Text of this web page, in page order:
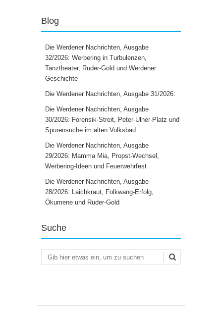
Blog
Die Werdener Nachrichten, Ausgabe
32/2026: Werbering in Turbulenzen,
Tanztheater, Ruder-Gold und Werdener
Geschichte
Die Werdener Nachrichten, Ausgabe 31/2026:
Die Werdener Nachrichten, Ausgabe
30/2026: Forensik-Streit, Peter-Ulner-Platz und
Spurensuche im alten Volksbad
Die Werdener Nachrichten, Ausgabe
29/2026: Mamma Mia, Propst-Wechsel,
Werbering-Ideen und Feuerwehrfest
Die Werdener Nachrichten, Ausgabe
28/2026: Laichkraut, Folkwang-Erfolg,
Ökumene und Ruder-Gold
Suche
Suchen